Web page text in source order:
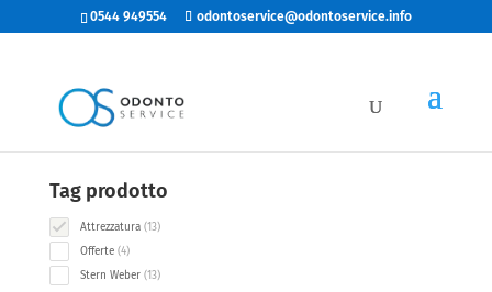
0544 949554 odontoservice@odontoservice.info
Categorie
Tag prodotto
Attrezzatura 1313
Offerte 44
products
Stern Weber 1313